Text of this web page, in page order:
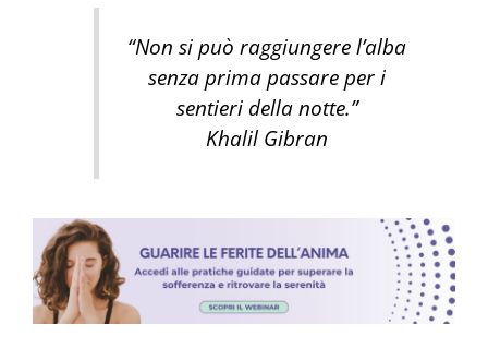
“Non si può raggiungere l’alba
senza prima passare per i
sentieri della notte.”
Khalil Gibran